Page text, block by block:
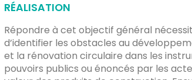
RÉALISATION
Répondre à cet objectif général
d’identifier les obstacles au
et la rénovation circulaire dans les
pouvoirs publics ou énoncés par les